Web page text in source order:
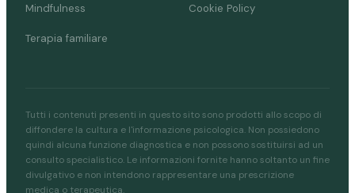
Mindfulness
Terapia familiare
Cookie Policy
Tutti i contenuti presenti in questo sito sono prodotti allo scopo di
diffondere la cultura e l'informazione psicologica. Non possiedono
quindi alcuna funzione diagnostica e non possono sostituirsi ad un
consulto specialistico. Le informazioni fornite hanno soltanto un fine
divulgativo e non intendono rappresentare una prescrizione
medica o terapeutica.